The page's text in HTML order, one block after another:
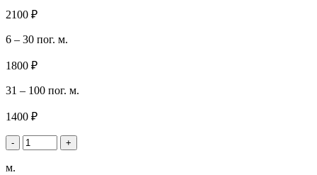
2100 ₽
6 – 30 пог. м.
1800 ₽
31 – 100 пог. м.
1400 ₽
- +
м.